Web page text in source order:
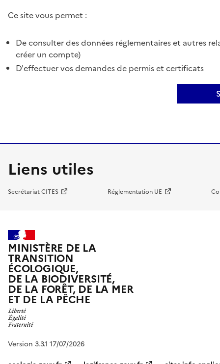
Ce site vous permet :
De consulter des données réglementaires et autres
créer un compte)
D'effectuer vos demandes de permis et certificats
Liens utiles
Secrétariat CITES Réglementation UE
MINISTÈRE DE LA
TRANSITION
ÉCOLOGIQUE,
DE LA BIODIVERSITÉ,
DE LA FORÊT, DE LA MER
ET DE LA PÊCHE
Version 3.3.1 17/07/2026